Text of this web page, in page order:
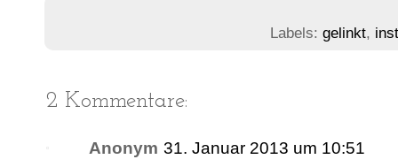
Labels: gelinkt,
2 Kommentare:
Anonym 31. Januar 2013 um 10:51